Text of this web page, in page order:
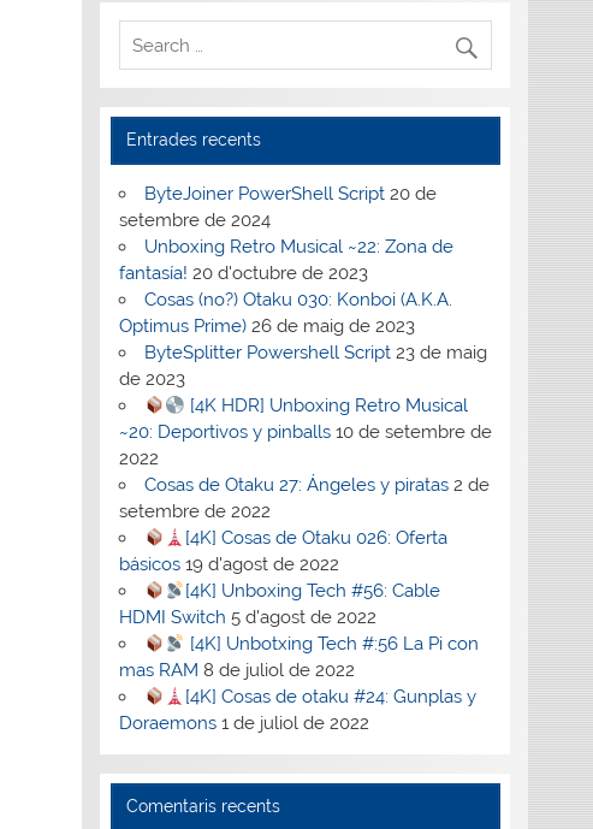
Entrades recents
ByteJoiner PowerShell Script 20 de
setembre de 2024
Unboxing Retro Musical ~22: Zona de
fantasía! 20 d'octubre de 2023
Cosas (no?) Otaku 030: Konboi (A.K.A.
Optimus Prime) 26 de maig de 2023
ByteSplitter Powershell Script 23 de maig
de 2023
[4K HDR] Unboxing Retro Musical
~20: Deportivos y pinballs 10 de setembre de
2022
Cosas de Otaku 27: Ángeles y piratas 2 de
setembre de 2022
[4K] Cosas de Otaku 026: Oferta
básicos 19 d'agost de 2022
[4K] Unboxing Tech #56: Cable
HDMI Switch 5 d'agost de 2022
[4K] Unbotxing Tech #:56 La Pi con
mas RAM 8 de juliol de 2022
[4K] Cosas de otaku #24: Gunplas y
Doraemons 1 de juliol de 2022
Comentaris recents